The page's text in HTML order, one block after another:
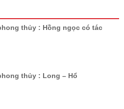
thủy : Hồng ngọc có tác
thủy : Long – Hổ